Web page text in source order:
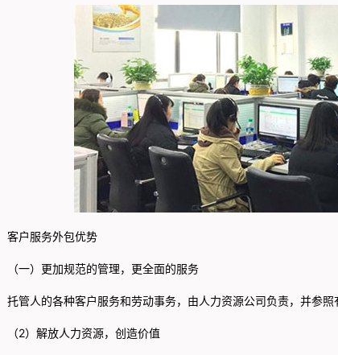
客户服务外包优势
（一）更加规范的管理，更全面的服务
托管人的各种客户服务和劳动事务，由人力资源公司负责，并参照
（2）解放人力资源，创造价值